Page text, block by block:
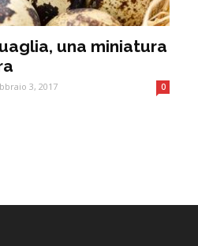
una miniatura
3, 2017 0